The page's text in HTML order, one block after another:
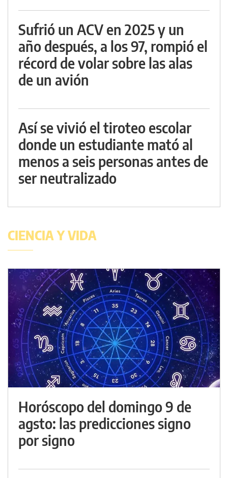
Sufrió un ACV en 2025 y un
año después, a los 97, rompió el
récord de volar sobre las alas
de un avión
Así se vivió el tiroteo escolar
donde un estudiante mató al
menos a seis personas antes de
ser neutralizado
CIENCIA Y VIDA
Horóscopo del domingo 9 de
agsto: las predicciones signo
por signo